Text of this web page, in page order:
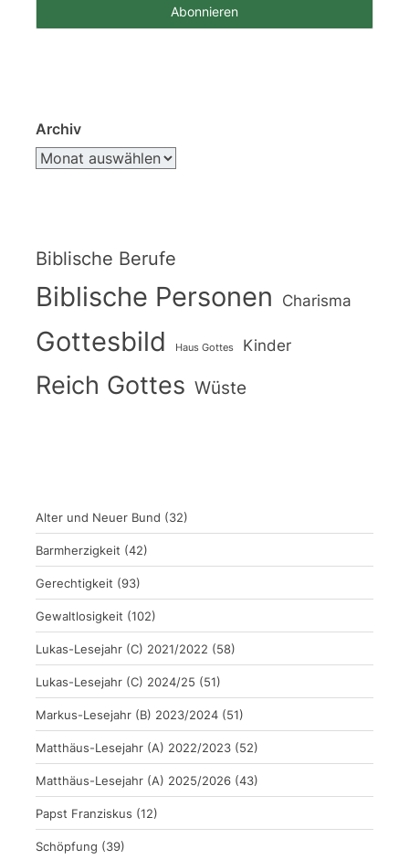
Archiv
Biblische Berufe
Biblische Personen Charisma
Gottesbild Haus Gottes Kinder
Reich Gottes Wüste
Alter und Neuer Bund (32)
Barmherzigkeit (42)
Gerechtigkeit (93)
Gewaltlosigkeit (102)
Lukas-Lesejahr (C) 2021/2022 (58)
Lukas-Lesejahr (C) 2024/25 (51)
Markus-Lesejahr (B) 2023/2024 (51)
Matthäus-Lesejahr (A) 2022/2023 (52)
Matthäus-Lesejahr (A) 2025/2026 (43)
Papst Franziskus (12)
Schöpfung (39)